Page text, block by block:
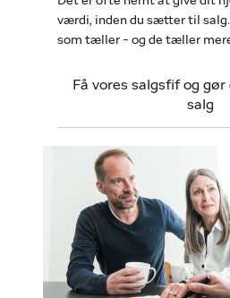
værdi, inden du sætter til
som tæller - og de tæller
Få vores salgsfif og gør
salg